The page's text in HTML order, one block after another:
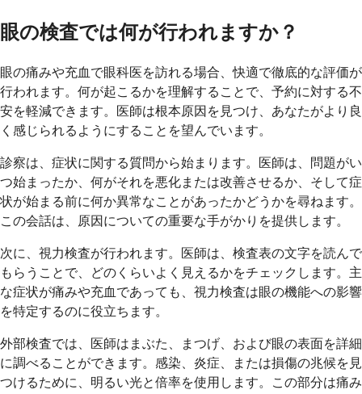
眼の検査では何が行われますか？
眼の痛みや充血で眼科医を訪れる場合、快適で徹底的な評価が
行われます。何が起こるかを理解することで、予約に対する不
安を軽減できます。医師は根本原因を見つけ、あなたがより良
く感じられるようにすることを望んでいます。
診察は、症状に関する質問から始まります。医師は、問題がい
つ始まったか、何がそれを悪化または改善させるか、そして症
状が始まる前に何か異常なことがあったかどうかを尋ねます。
この会話は、原因についての重要な手がかりを提供します。
次に、視力検査が行われます。医師は、検査表の文字を読んで
もらうことで、どのくらいよく見えるかをチェックします。主
な症状が痛みや充血であっても、視力検査は眼の機能への影響
を特定するのに役立ちます。
外部検査では、医師はまぶた、まつげ、および眼の表面を詳細
に調べることができます。感染、炎症、または損傷の兆候を見
つけるために、明るい光と倍率を使用します。この部分は痛み